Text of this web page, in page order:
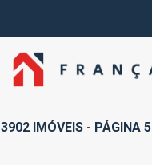
3902 IMÓVEIS - PÁGINA 5